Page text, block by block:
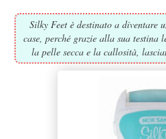
Silky Feet è destinato a diventare
case, perché grazie alla sua
la pelle secca e la callosità,